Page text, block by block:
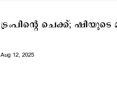
ട്രംപിന്റെ ചെക്ക്;
Aug 12, 2025